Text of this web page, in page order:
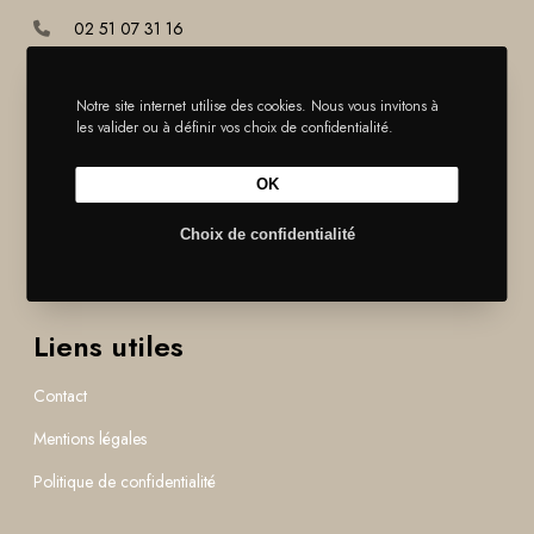
02 51 07 31 16
France Poutres recrute
France Poutres est toujours en recherche de nouvelles personnes
Liens utiles
Contact
Mentions légales
Politique de confidentialité
Notre site internet utilise des cookies. Nous vous invitons à
les valider ou à définir vos choix de confidentialité.
Choix de confidentialité
OK